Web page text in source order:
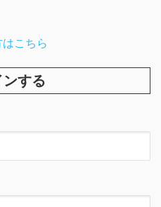
こちら
ンする